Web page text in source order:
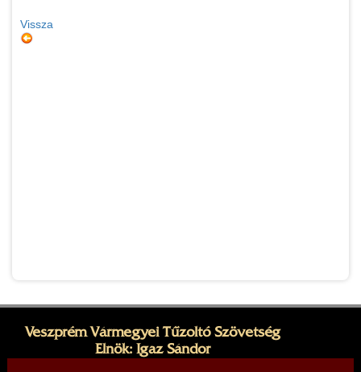
Vissza
Veszprém Vármegyei Tűzoltó Szövetség
Elnök: Igaz Sándor